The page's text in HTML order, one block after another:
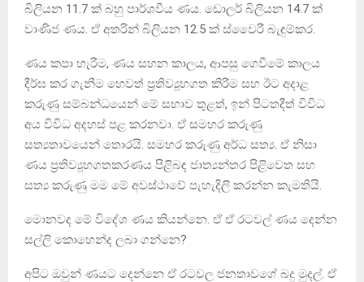
බිලියන 11.7 ක් බහු පාර්ශවීය ණය. ඩොලර් බිලියන 14.7 ක්
වාණිජ ණය. ඒ අතරින් බිලියන 12.5 ක් ස්වෛරී බැඳුම්කර.
ණය කපා හැරීම, ණය සහන කාලය, ආපසු ගෙවීමේ කාලය
දීර්ඝ කර ගැනීම හෙවත් ප්‍රතිව්‍යූහගත කිරීම සහ ඊට අදාළ
කරුණු සම්බන්ධයෙන් මේ සභාව තුළත්, ඉන් පිටතදීත් විවිධ
අය විවිධ අදහස් පළ කරනවා. ඒ සමහර කරුණු
සත්‍යතාවයෙන් තොරයි. සමහර කරුණු අර්ධ සත්‍ය. ඒ නිසා
ණය ප්‍රතිව්‍යූහගතකරණය පිළිබඳ ජාත්‍යන්තර පිළිවෙත සහ
සත්‍ය කරුණු මම මේ අවස්ථාවේ පැහැදිලි කරන්න කැමතියි.
මොනවද මේ විදේශ ණය කියන්නෙ. ඒ ඒ රටවල් ණය දෙන්න
සල්ලි කොහෙන්ද ලබා ගන්නෙ?
අපිට ඔවුන් ණයට දෙන්නෙ ඒ රටවල ජනතාවගේ බදු මුදල්. ඒ